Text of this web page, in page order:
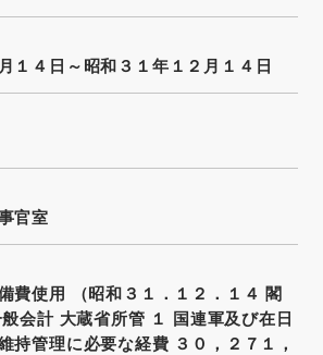
１４日～昭和３１年１２月１４日
官室
費使用 （昭和３１．１２．１４ 閣
会計 大蔵省所管 １ 国連軍及び在日
持管理に必要な経費 ３０，２７１，